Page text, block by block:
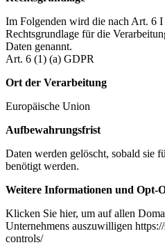
Im Folgenden wird die nach Art. 6
Rechtsgrundlage für die
Daten genannt.
Art. 6 (1) (a) GDPR
Ort der Verarbeitung
Europäische Union
Aufbewahrungsfrist
Daten werden gelöscht, sobald sie
benötigt werden.
Weitere Informationen und Opt-
Klicken Sie hier, um auf allen
Unternehmens auszuwilligen
controls/